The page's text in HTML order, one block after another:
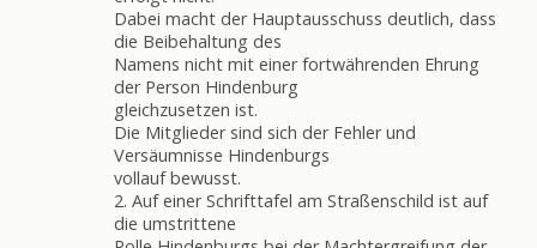
Dabei macht der Hauptausschuss deutlich, dass
die Beibehaltung des
Namens nicht mit einer fortwährenden Ehrung
der Person Hindenburg
gleichzusetzen ist.
Die Mitglieder sind sich der Fehler und
Versäumnisse Hindenburgs
vollauf bewusst.
2. Auf einer Schrifttafel am Straßenschild ist auf
die umstrittene